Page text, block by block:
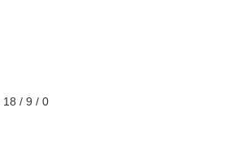
18 / 9 / 0